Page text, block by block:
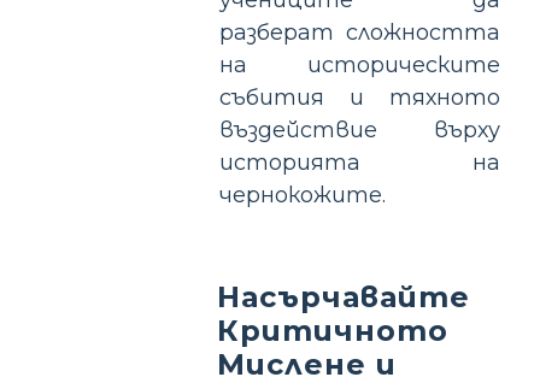
разберат сложността
на историческите
събития и тяхното
въздействие върху
историята на
чернокожите.
Насърчавайте
Критичното
Мислене и